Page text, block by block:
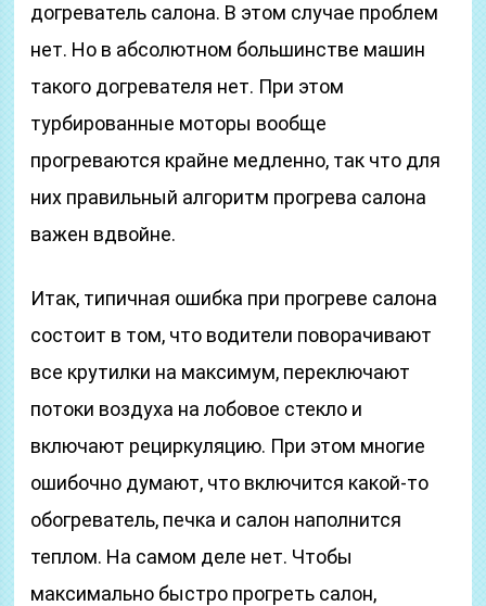
догреватель салона. В этом случае проблем
нет. Но в абсолютном большинстве машин
такого догревателя нет. При этом
турбированные моторы вообще
прогреваются крайне медленно, так что для
них правильный алгоритм прогрева салона
важен вдвойне.
Итак, типичная ошибка при прогреве салона
состоит в том, что водители поворачивают
все крутилки на максимум, переключают
потоки воздуха на лобовое стекло и
включают рециркуляцию. При этом многие
ошибочно думают, что включится какой-то
обогреватель, печка и салон наполнится
теплом. На самом деле нет. Чтобы
максимально быстро прогреть салон,